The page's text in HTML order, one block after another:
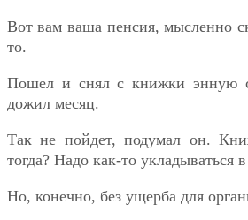
Вот вам ваша пенсия, мысленно
то.
Пошел и снял с книжки энную
дожил месяц.
Так не пойдет, подумал он.
тогда? Надо как-то укладываться
Но, конечно, без ущерба для